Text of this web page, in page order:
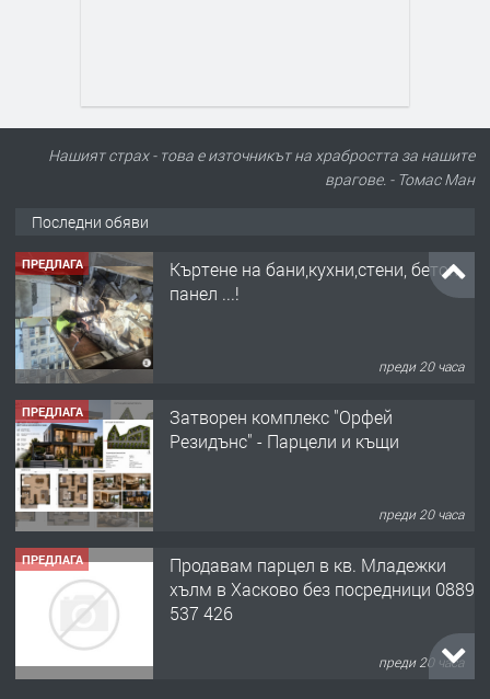
Нашият страх - това е източникът на храбростта за нашите
врагове. - Томас Ман
Последни обяви
ПРЕДЛАГА
Къртене на бани,кухни,стени, бетон,
панел ...!
преди 20 часа
ПРЕДЛАГА
Затворен комплекс "Орфей
Резидънс" - Парцели и къщи
преди 20 часа
ПРЕДЛАГА
Продавам парцел в кв. Младежки
хълм в Хасково без посредници 0889
537 426
преди 20 часа